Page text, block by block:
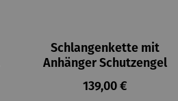
Schlangenkette mit
Anhänger Schutzengel
Regulärer Preis:
139,00 €